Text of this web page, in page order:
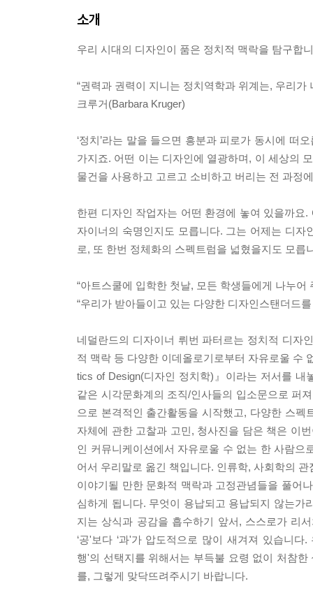
소개
우리 시대의 디자인이 품은 정치적 맥락을 탐구합
“권력과 권력이 지니는 정치역학과 위계는, 우리
크루거(Barbara Kruger)
‘정치’라는 말을 들으면 흥분과 피로가 동시에 떠
가지죠. 어떤 이는 디자인에 열광하며, 이 세상의
물건을 사용하고 고르고 소비하고 버리는 전 과정
한편 디자인 작업자는 어떤 환경에 놓여 있을까
자이너의 숙명인지도 모릅니다. 그는 어제는 디
로, 또 한번 정체화의 스펙트럼을 넓혔을지도 모릅
“아트스쿨에 입학한 첫날, 모든 학생들에게 나누어
“우리가 받아들이고 있는 다양한 디자인스탠더드
네덜란드의 디자이너 뤼번 파터르는 정치적 디자
적 맥락 등 다양한 이데올로기로부터 자유로울 수
tics of Design(디자인 정치학)』이라는 저서를 내
같은 시각문화계의 조직/인사들의 입소문으로 퍼
으로 본격적인 출간활동을 시작했고, 다양한 스펙
자체에 관한 고찰과 고민, 청사진을 담은 책은 이
인 커뮤니케이션에서 자유로울 수 없는 한 사람으
어서 우리말로 옮긴 책입니다. 인류학, 사회학의
이야기될 만한 문화적 맥락과 고정관념들을 풀어
심하게 됩니다. 무엇이 용납되고 용납되지 않는
지는 상식과 공감을 흡수하기 앞서, 스스로가 리
‘공'보다 ‘과'가 압도적으로 많이 새겨져 있습니
행'의 선택지를 위해서는 부득불 요령 없이 처참
를, 그렇게 맞닥뜨려주시기 바랍니다.